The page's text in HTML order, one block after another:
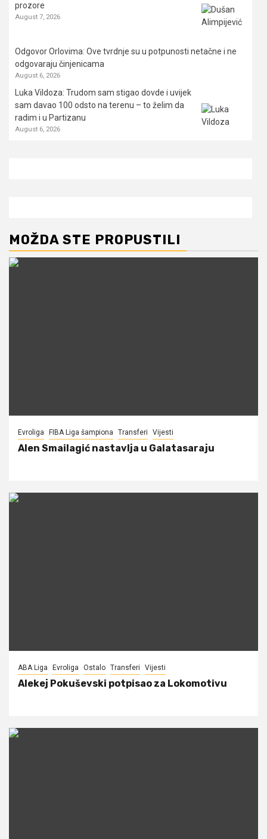
prozore
August 7, 2026
Odgovor Orlovima: ​Ove tvrdnje su u potpunosti netačne i ne
odgovaraju činjenicama
August 6, 2026
Luka Vildoza: Trudom sam stigao dovde i uvijek
sam davao 100 odsto na terenu – to želim da
radim i u Partizanu
August 6, 2026
MOŽDA STE PROPUSTILI
Evroliga FIBA Liga šampiona Transferi Vijesti
Alen Smailagić nastavlja u Galatasaraju
ABA Liga Evroliga Ostalo Transferi Vijesti
Alekej Pokuševski potpisao za Lokomotivu